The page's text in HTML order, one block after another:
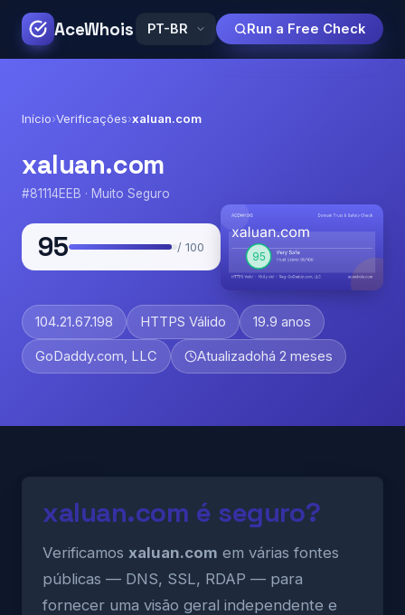
AceWhois Run a Free Check
Início›Verificações›xaluan.com
xaluan.com
#81114EEB · Muito Seguro
95 / 100
104.21.67.198 HTTPS Válido 19.9 anos
GoDaddy.com, LLC Atualizadohá 2 meses
xaluan.com é seguro?
Verificamos xaluan.com em várias fontes
públicas — DNS, SSL, RDAP — para
fornecer uma visão geral independente e